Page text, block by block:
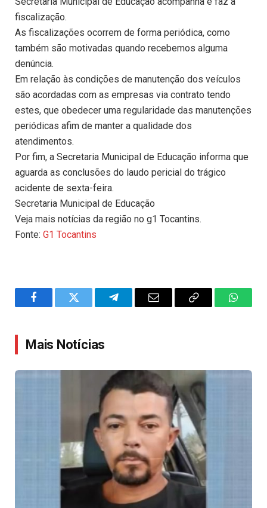
fiscalização.
As fiscalizações ocorrem de forma periódica, como
também são motivadas quando recebemos alguma
denúncia.
Em relação às condições de manutenção dos veículos
são acordadas com as empresas via contrato tendo
estes, que obedecer uma regularidade das manutenções
periódicas afim de manter a qualidade dos
atendimentos.
Por fim, a Secretaria Municipal de Educação informa que
aguarda as conclusões do laudo pericial do trágico
acidente de sexta-feira.
Secretaria Municipal de Educação
Veja mais notícias da região no g1 Tocantins.
Fonte: G1 Tocantins
FacebookTwitter TelegramEmail
Copy
Mais Notícias